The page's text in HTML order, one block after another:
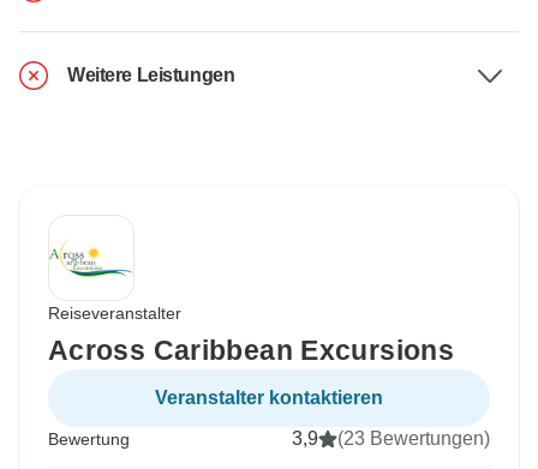
Weitere Leistungen
Reiseveranstalter
Across Caribbean Excursions
Veranstalter kontaktieren
Bewertung 3,9 (23 Bewertungen)